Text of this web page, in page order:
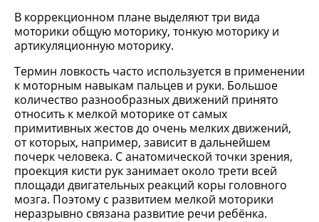
В коррекционном плане выделяют три вида
моторики общую моторику, тонкую моторику и
артикуляционную моторику.
Термин ловкость часто используется в применении
к моторным навыкам пальцев и руки. Большое
количество разнообразных движений принято
относить к мелкой моторике от самых
примитивных жестов до очень мелких движений,
от которых, например, зависит в дальнейшем
почерк человека. С анатомической точки зрения,
проекция кисти рук занимает около трети всей
площади двигательных реакций коры головного
мозга. Поэтому с развитием мелкой моторики
неразрывно связана развитие речи ребёнка.